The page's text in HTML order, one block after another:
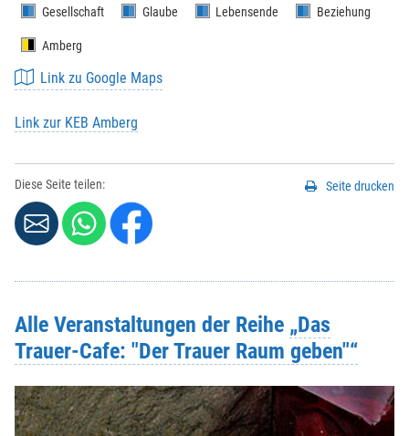
Gesellschaft Glaube Lebensende Beziehung
Amberg
Link zu Google Maps
Link zur KEB Amberg
Diese Seite teilen: Seite drucken
Alle Veranstaltungen der Reihe „Das
Trauer-Cafe: "Der Trauer Raum geben"“